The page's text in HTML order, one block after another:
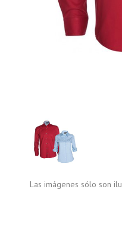
Las imágenes sólo son